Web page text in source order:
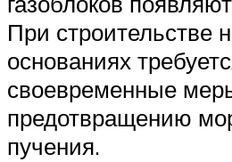
При строительстве
основаниях
своевременные
предотвращению
пучения.